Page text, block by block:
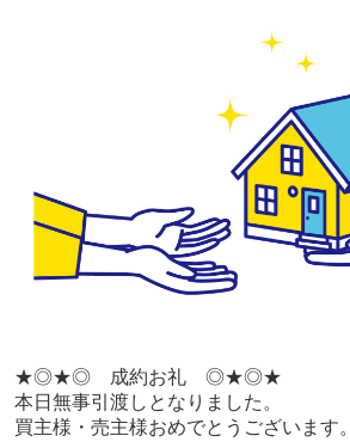
★◎★◎ 成約お礼 ◎★◎★
本日無事引渡しとなりました。
買主様・売主様おめでとうございます。